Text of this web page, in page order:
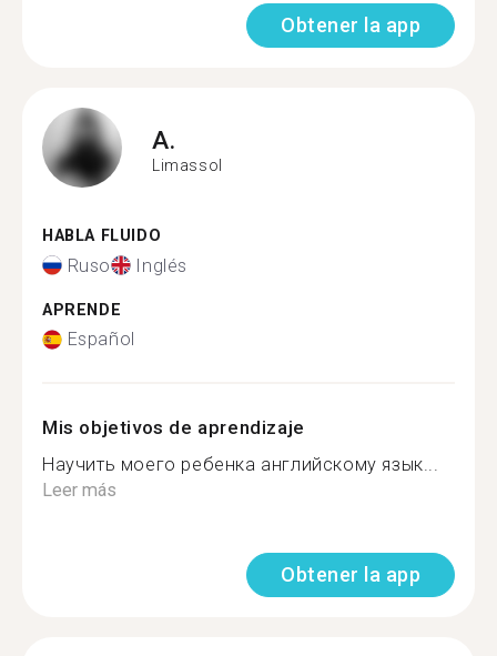
Obtener la app
A.
Limassol
HABLA FLUIDO
Ruso Inglés
APRENDE
Español
Mis objetivos de aprendizaje
Научить моего ребенка английскому язык...
Leer más
Obtener la app